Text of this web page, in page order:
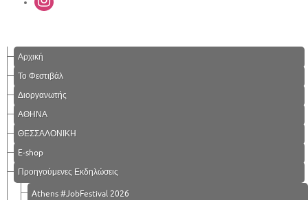
Αρχική
Το Φεστιβάλ
Διοργανωτής
ΑΘΗΝΑ
ΘΕΣΣΑΛΟΝΙΚΗ
E-shop
Προηγούμενες Εκδηλώσεις
Athens #JobFestival 2026